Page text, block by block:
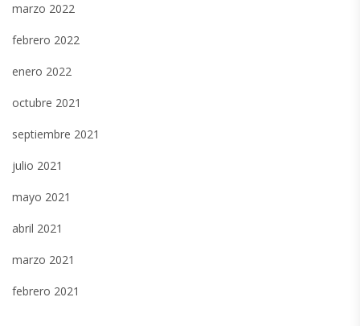
marzo 2022
febrero 2022
enero 2022
octubre 2021
septiembre 2021
julio 2021
mayo 2021
abril 2021
marzo 2021
febrero 2021